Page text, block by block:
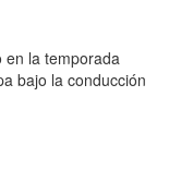
en la temporada
bajo la conducción